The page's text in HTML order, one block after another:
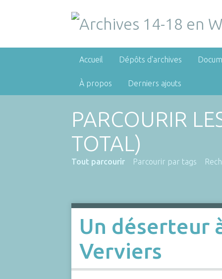
Accueil Dépôts d'archives
À propos Derniers ajouts
PARCOURIR
TOTAL)
Tout parcourir Parcourir par tags
Un déserteur
Verviers